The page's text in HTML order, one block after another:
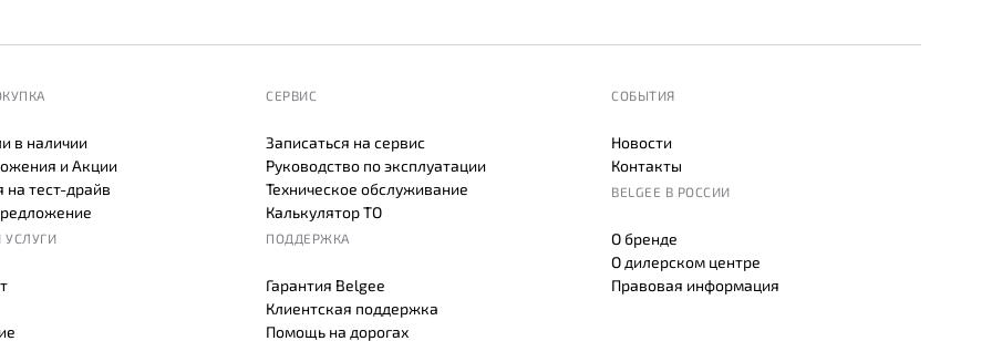
в наличии
и Акции
на тест-драйв
СЕРВИС
Записаться на сервис
Руководство по эксплуатации
Техническое обслуживание
Калькулятор ТО
ПОДДЕРЖКА
Гарантия Belgee
Клиентская поддержка
Помощь на дорогах
СОБЫТИЯ
Новости
Контакты
BELGEE В РОССИИ
О бренде
О дилерском центре
Правовая информация